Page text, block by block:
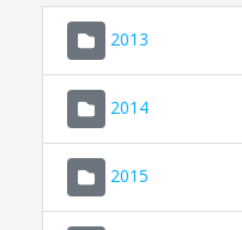
2013
2014
2015